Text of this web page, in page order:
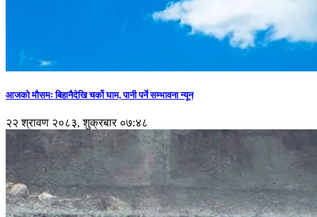
आजको मौसमः बिहानैदेखि चर्को घाम, पानी पर्ने सम्भावना न्यून
२२ श्रावण २०८३, शुक्रबार ०७:४८